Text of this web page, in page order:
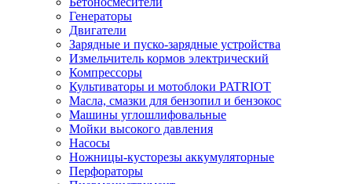
Генераторы
Двигатели
Зарядные и пуско-зарядные устройства
Измельчитель кормов электрический
Компрессоры
Культиваторы и мотоблоки PATRIOT
Масла, смазки для бензопил и бензокос
Машины углошлифовальные
Мойки высокого давления
Насосы
Ножницы-кусторезы аккумуляторные
Перфораторы